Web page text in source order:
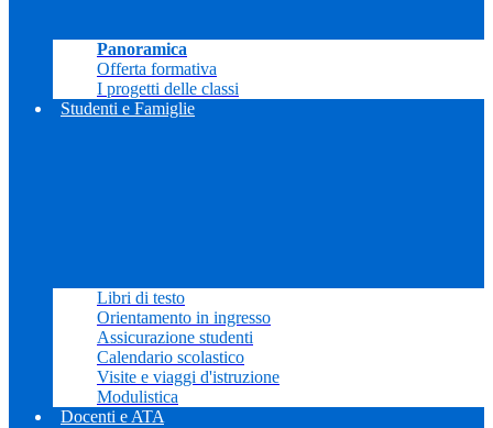
Panoramica
Offerta formativa
I progetti delle classi
Studenti e Famiglie
Libri di testo
Orientamento in ingresso
Assicurazione studenti
Calendario scolastico
Visite e viaggi d'istruzione
Modulistica
Docenti e ATA